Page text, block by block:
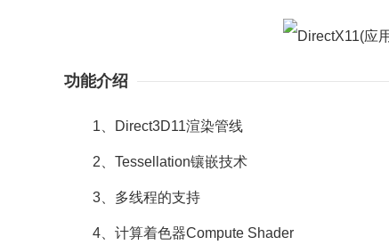
功能介绍
1、Direct3D11渲染管线
2、Tessellation镶嵌技术
3、多线程的支持
4、计算着色器Compute Shader